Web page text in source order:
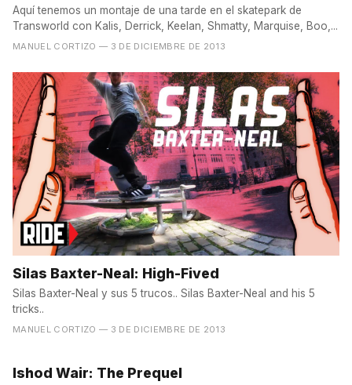
Aquí tenemos un montaje de una tarde en el skatepark de
Transworld con Kalis, Derrick, Keelan, Shmatty, Marquise, Boo,...
MANUEL CORTIZO — 3 DE DICIEMBRE DE 2013
Silas Baxter-Neal: High-Fived
Silas Baxter-Neal y sus 5 trucos.. Silas Baxter-Neal and his 5
tricks..
MANUEL CORTIZO — 3 DE DICIEMBRE DE 2013
Ishod Wair: The Prequel